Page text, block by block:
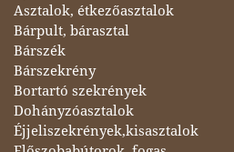
Asztalok, étkezőasztalok
Bárpult, bárasztal
Bárszék
Bárszekrény
Bortartó szekrények
Dohányzóasztalok
Éjjeliszekrények,kisasztalok